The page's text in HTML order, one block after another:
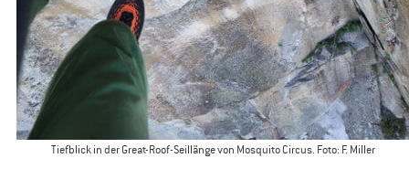
Tiefblick in der Great-Roof-Seillänge von Mosquito Circus. Foto: F. Miller